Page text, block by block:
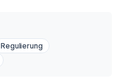
Regulierung